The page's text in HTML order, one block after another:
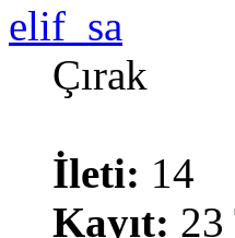
elif_sa
Çırak
İleti: 14
Kayıt: 23